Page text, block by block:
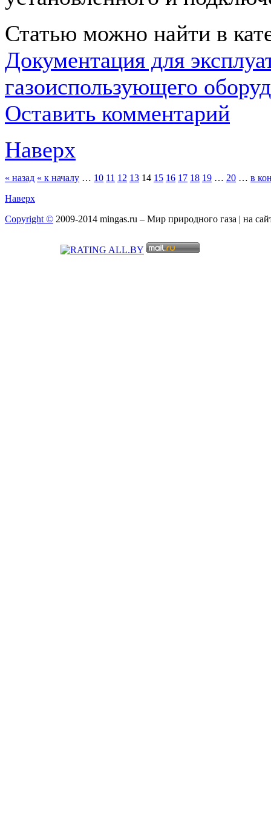
Статью можно найти в
Документация для
газоиспользующего
Оставить комментарий
Наверх
« назад « к началу … 10 11 12 13 14 15 16 17 18 19 … 20 … в
Наверх
Copyright © 2009-2014 mingas.ru – Мир природного газа | на